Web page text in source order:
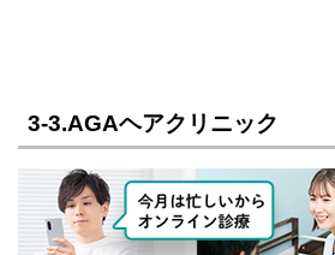
3-3.AGAヘアクリニック